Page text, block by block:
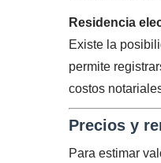
Residencia
Existe la
permite
costos
Precios y
Para estimar